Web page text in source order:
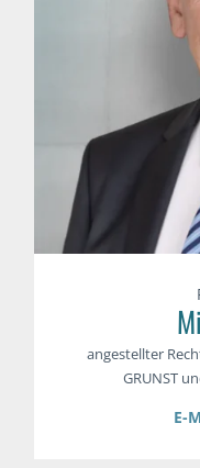
angestellter
GRUNST
E-